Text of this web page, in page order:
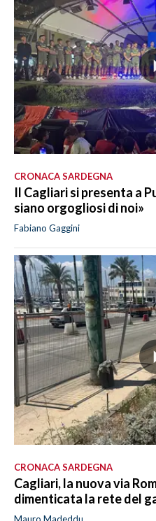
CRONACA SARDEGNA
Il Cagliari si presenta a
siano orgogliosi di noi»
Fabiano Gaggini
CRONACA SARDEGNA
Cagliari, la nuova via
dimenticata la rete del